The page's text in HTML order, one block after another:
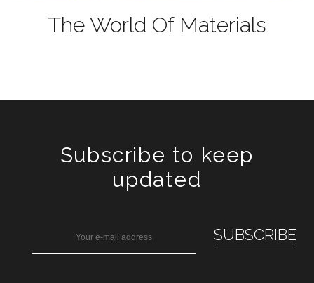
The World Of Materials
Subscribe to keep
updated